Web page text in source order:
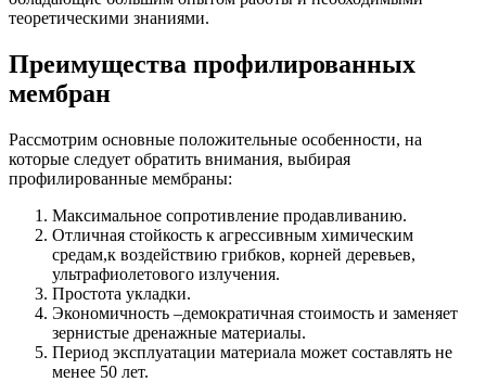
теоретическими знаниями.
Преимущества профилированных
мембран
Рассмотрим основные положительные особенности, на
которые следует обратить внимания, выбирая
профилированные мембраны:
Максимальное сопротивление продавливанию.
Отличная стойкость к агрессивным химическим
средам,к воздействию грибков, корней деревьев,
ультрафиолетового излучения.
Простота укладки.
Экономичность –демократичная стоимость и заменяет
зернистые дренажные материалы.
Период эксплуатации материала может составлять не
менее 50 лет.